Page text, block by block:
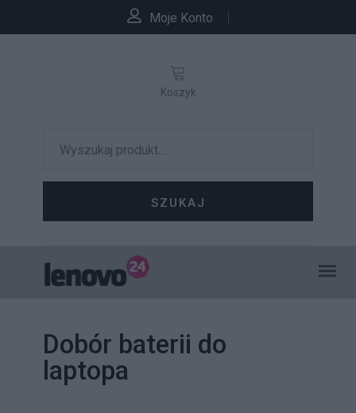
Moje Konto
SZUKAJ
Koszyk
Dobór baterii do
laptopa